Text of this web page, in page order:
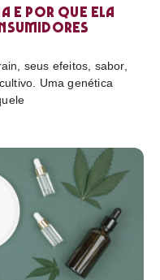
e por que ela
seus efeitos, sabor,
Uma genética